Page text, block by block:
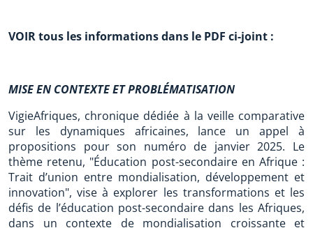
VOIR tous les informations dans le PDF ci-joint :
MISE EN CONTEXTE ET PROBLÉMATISATION
VigieAfriques, chronique dédiée à la veille comparative
sur les dynamiques africaines, lance un appel à
propositions pour son numéro de janvier 2025. Le
thème retenu, "Éducation post-secondaire en Afrique :
Trait d’union entre mondialisation, développement et
innovation", vise à explorer les transformations et les
défis de l’éducation post-secondaire dans les Afriques,
dans un contexte de mondialisation croissante et